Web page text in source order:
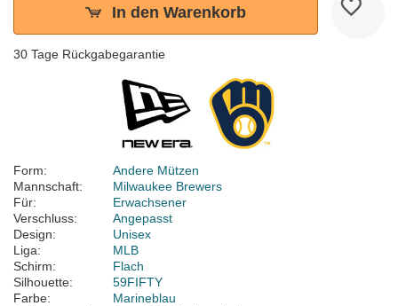
In den Warenkorb
30 Tage Rückgabegarantie
Form:
Andere Mützen
Mannschaft:
Milwaukee Brewers
Für:
Erwachsener
Verschluss:
Angepasst
Design:
Unisex
Liga:
MLB
Schirm:
Flach
Silhouette:
59FIFTY
Farbe:
Marineblau